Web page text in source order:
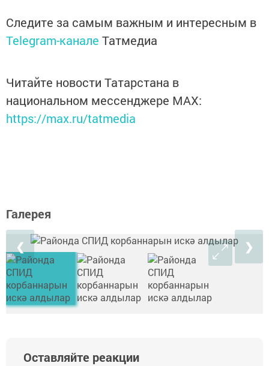
Следите за самым важным и интересным в
Telegram-канале Татмедиа
Читайте новости Татарстана в
национальном мессенджере MАХ:
https://max.ru/tatmedia
Галерея
❮ ❯
Оставляйте реакции